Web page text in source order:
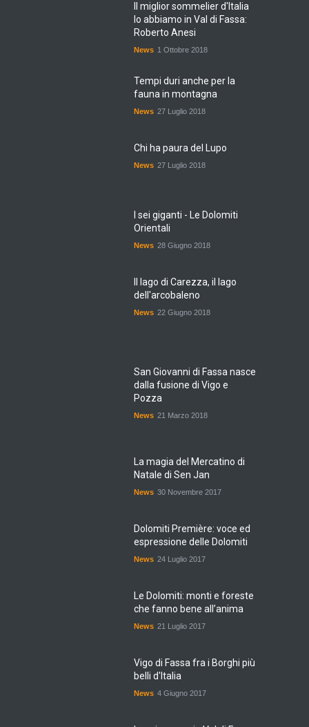
Il miglior sommelier d'Italia
lo abbiamo in Val di Fassa:
Roberto Anesi
News 1 Ottobre 2018
Tempi duri anche per la
fauna in montagna
News 27 Luglio 2018
Chi ha paura del Lupo
News 27 Luglio 2018
I sei giganti - Le Dolomiti
Orientali
News 28 Giugno 2018
Il lago di Carezza, il lago
dell'arcobaleno
News 22 Giugno 2018
San Giovanni di Fassa nasce
dalla fusione di Vigo e
Pozza
News 21 Marzo 2018
La magia del Mercatino di
Natale di Sen Jan
News 30 Novembre 2017
Dolomiti Première: voce ed
espressione delle Dolomiti
News 24 Luglio 2017
Le Dolomiti: monti e foreste
che fanno bene all’anima
News 21 Luglio 2017
Vigo di Fassa fra i Borghi più
belli d'Italia
News 4 Giugno 2017